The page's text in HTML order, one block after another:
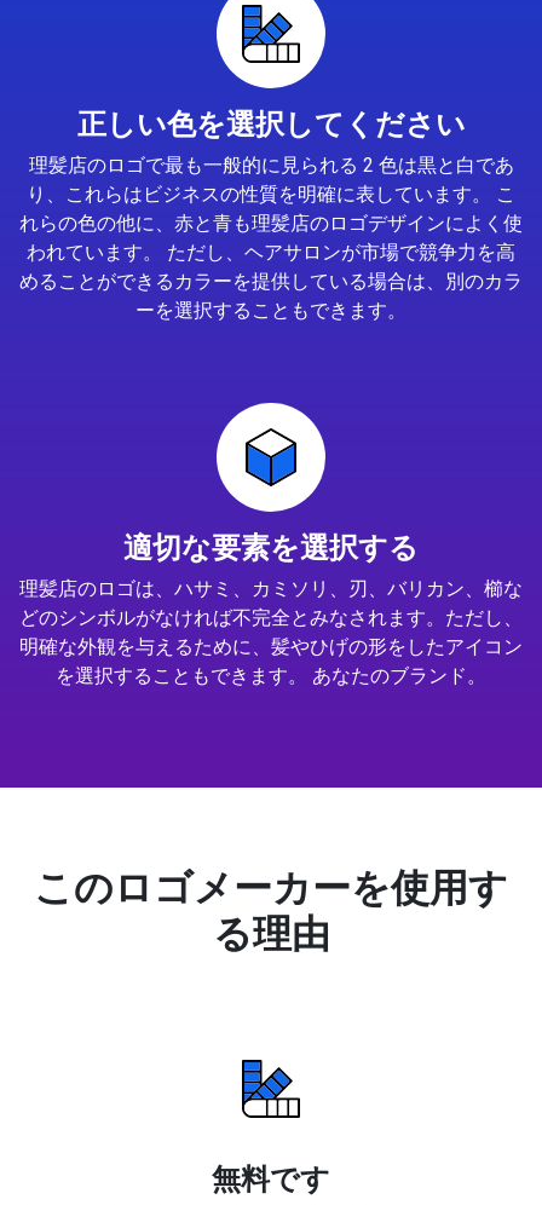
正しい色を選択してください
理髪店のロゴで最も一般的に見られる 2 色は黒と白であ
り、これらはビジネスの性質を明確に表しています。 こ
れらの色の他に、赤と青も理髪店のロゴデザインによく使
われています。 ただし、ヘアサロンが市場で競争力を高
めることができるカラーを提供している場合は、別のカラ
ーを選択することもできます。
適切な要素を選択する
理髪店のロゴは、ハサミ、カミソリ、刃、バリカン、櫛な
どのシンボルがなければ不完全とみなされます。ただし、
明確な外観を与えるために、髪やひげの形をしたアイコン
を選択することもできます。 あなたのブランド。
このロゴメーカーを使用す
る理由
無料です